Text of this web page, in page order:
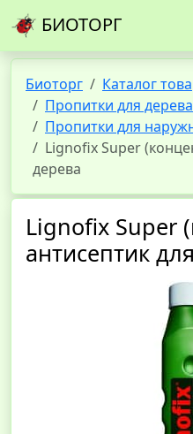
БИОТОРГ
Биоторг
Каталог
Пропитки для дерева
Пропитки для
Lignofix Super
дерева
Lignofix Super
антисептик